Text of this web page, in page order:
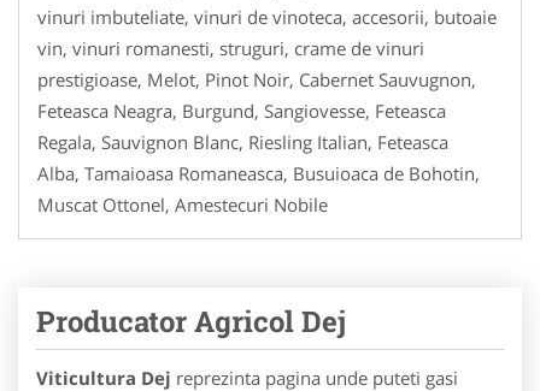
vinuri imbuteliate, vinuri de vinoteca, accesorii, butoaie
vin, vinuri romanesti, struguri, crame de vinuri
prestigioase, Melot, Pinot Noir, Cabernet Sauvugnon,
Feteasca Neagra, Burgund, Sangiovesse, Feteasca
Regala, Sauvignon Blanc, Riesling Italian, Feteasca
Alba, Tamaioasa Romaneasca, Busuioaca de Bohotin,
Muscat Ottonel, Amestecuri Nobile
Producator Agricol Dej
Viticultura Dej reprezinta pagina unde puteti gasi